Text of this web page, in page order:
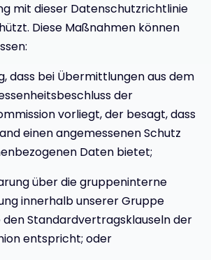
mit dieser Datenschutzrichtlinie
Diese Maßnahmen können
dass bei Übermittlungen aus dem
der
vorliegt, der besagt, dass
einen angemessenen Schutz
Daten bietet;
über die gruppeninterne
innerhalb unserer Gruppe
den Standardvertragsklauseln der
entspricht; oder